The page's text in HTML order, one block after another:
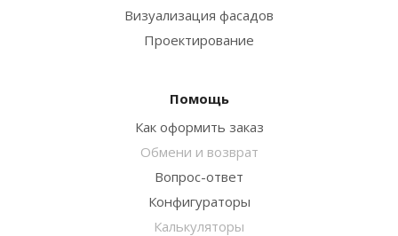
Визуализация фасадов
Проектирование
Помощь
Как оформить заказ
Обмени и возврат
Вопрос-ответ
Конфигураторы
Калькуляторы